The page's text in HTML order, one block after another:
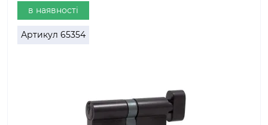
в наявності
Артикул 65354